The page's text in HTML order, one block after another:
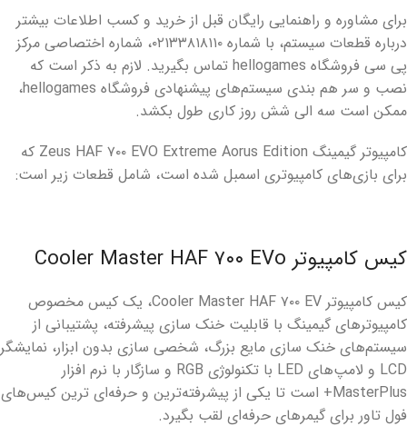
برای مشاوره و راهنمایی رایگان قبل از خرید و کسب اطلاعات بیشتر
درباره قطعات سیستم، با شماره ۰۲۱۳۳۸۱۸۱۱۰، شماره اختصاصی مرکز
پی سی فروشگاه hellogames تماس بگیرید. لازم به ذکر است که
نصب و سر هم بندی سیستم‌های پیشنهادی فروشگاه hellogames،
ممکن است سه الی شش روز کاری طول بکشد.
کامپیوتر گیمینگ Zeus HAF ۷۰۰ EVO Extreme Aorus Edition که
برای بازی‌های کامپیوتری اسمبل شده است، شامل قطعات زیر است:
کیس کامپیوتر Cooler Master HAF ۷۰۰ EVo
کیس کامپیوتر Cooler Master HAF ۷۰۰ EV، یک کیس مخصوص
کامپیوترهای گیمینگ با قابلیت خنک سازی پیشرفته، پشتیبانی از
سیستم‌های خنک سازی مایع بزرگ، شخصی سازی بدون ابزار، نمایشگر
LCD و لامپ‌های LED با تکنولوژی RGB و سازگار با نرم افزار
MasterPlus+ است تا یکی از پیشرفته‌ترین و حرفه‌ای ترین کیس‌های
فول تاور برای گیمرهای حرفه‌ای لقب بگیرد.